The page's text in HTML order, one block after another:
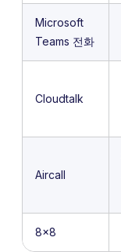
Microsoft
Teams 전화
Cloudtalk
Aircall
8x8